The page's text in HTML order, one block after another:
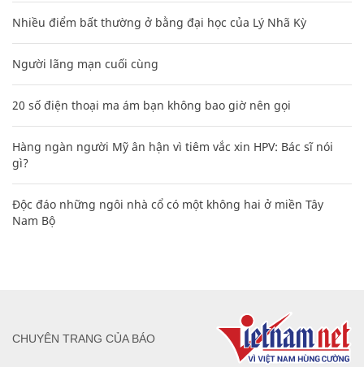
Nhiều điểm bất thường ở bằng đại học của Lý Nhã Kỳ
Người lãng mạn cuối cùng
20 số điện thoại ma ám bạn không bao giờ nên gọi
Hàng ngàn người Mỹ ân hận vì tiêm vắc xin HPV: Bác sĩ nói
gì?
Độc đáo những ngôi nhà cổ có một không hai ở miền Tây
Nam Bộ
CHUYÊN TRANG CỦA BÁO